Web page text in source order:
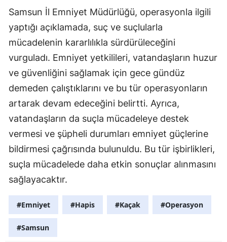
Samsun İl Emniyet Müdürlüğü, operasyonla ilgili
yaptığı açıklamada, suç ve suçlularla
mücadelenin kararlılıkla sürdürüleceğini
vurguladı. Emniyet yetkilileri, vatandaşların huzur
ve güvenliğini sağlamak için gece gündüz
demeden çalıştıklarını ve bu tür operasyonların
artarak devam edeceğini belirtti. Ayrıca,
vatandaşların da suçla mücadeleye destek
vermesi ve şüpheli durumları emniyet güçlerine
bildirmesi çağrısında bulunuldu. Bu tür işbirlikleri,
suçla mücadelede daha etkin sonuçlar alınmasını
sağlayacaktır.
#Emniyet #Hapis #Kaçak #Operasyon
#Samsun